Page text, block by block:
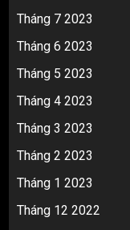
Tháng 7 2023
Tháng 6 2023
Tháng 5 2023
Tháng 4 2023
Tháng 3 2023
Tháng 2 2023
Tháng 1 2023
Tháng 12 2022